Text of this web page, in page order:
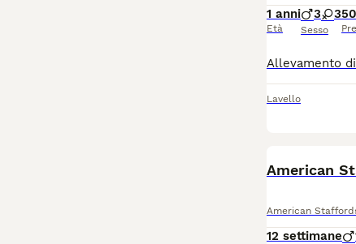
1 anni
Età
3 3
Sesso
Lavello
American
American
12 settimane